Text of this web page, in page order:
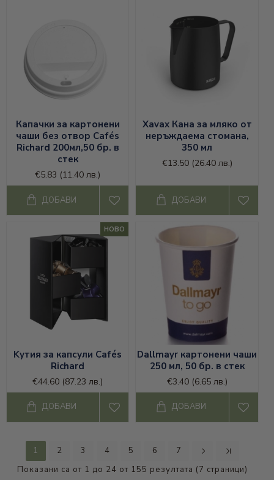
Капачки за картонени
чаши без отвор Cafés
Richard 200мл,50 бр. в
стек
€5.83 (11.40 лв.)
ДОБАВИ
Xavax Кана за мляко от
неръждаема стомана,
350 мл
€13.50 (26.40 лв.)
ДОБАВИ
НОВО
Kутия за капсули Cafés
Richard
€44.60 (87.23 лв.)
ДОБАВИ
Dallmayr картонени чаши
250 мл, 50 бр. в стек
€3.40 (6.65 лв.)
ДОБАВИ
1 2 3 4 5 6
7
Показани са от 1 до 24 от 155 резултата (7 страници)